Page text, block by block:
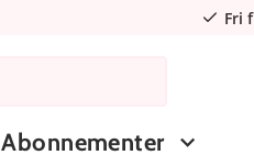
Fri
Abonnementer